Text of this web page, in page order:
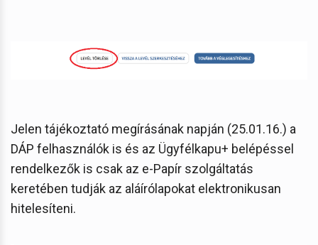
Jelen tájékoztató megírásának napján (25.01.16.) a
DÁP felhasználók is és az Ügyfélkapu+ belépéssel
rendelkezők is csak az e-Papír szolgáltatás
keretében tudják az aláírólapokat elektronikusan
hitelesíteni.